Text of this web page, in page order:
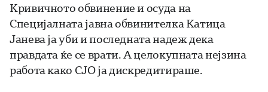
Кривичното обвинение и осуда на
Специјалната јавна обвинителка Катица
Јанева ја уби и последната надеж дека
правдата ќе се врати. А целокупната нејзина
работа како СЈО ја дискредитираше.